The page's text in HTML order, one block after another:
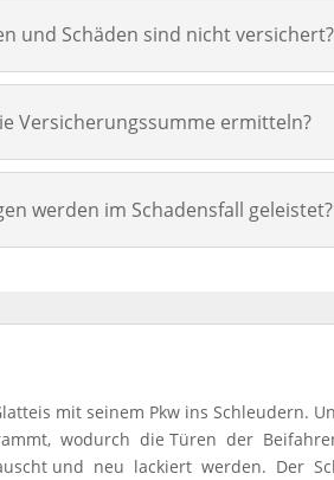
und Schäden sind nicht versichert?
Versicherungssumme ermitteln?
werden im Schadensfall geleistet?
mit seinem Pkw ins Schleudern.
wodurch die Türen der
und neu lackiert werden. Der